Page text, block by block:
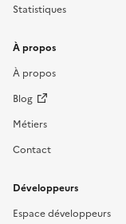
Statistiques
À propos
À propos
Blog
Métiers
Contact
Développeurs
Espace développeurs